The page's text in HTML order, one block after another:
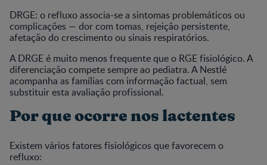
DRGE: o refluxo associa-se a sintomas problemáticos ou
complicações — dor com tomas, rejeição persistente,
afetação do crescimento ou sinais respiratórios.
A DRGE é muito menos frequente que o RGE fisiológico. A
diferenciação compete sempre ao pediatra. A Nestlé
acompanha as famílias com informação factual, sem
substituir esta avaliação profissional.
Por que ocorre nos lactentes
Existem vários fatores fisiológicos que favorecem o
refluxo: